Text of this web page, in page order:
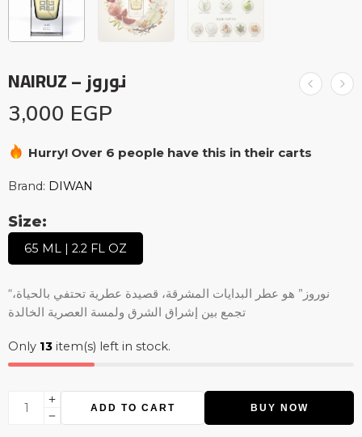
NAIRUZ – نوروز
3,000 EGP
Hurry! Over 6 people have this in their carts
Brand: DIWAN
Size:
65 ML | 2.2 FL OZ
“نوروز” هو عطر البدايات المشرقة، قصيدة عطرية تحتفي بالحياة،
تجمع بين إشراق الشرق ولمسة العصرية الخالدة
Only 13 item(s) left in stock.
ADD TO CART BUY NOW